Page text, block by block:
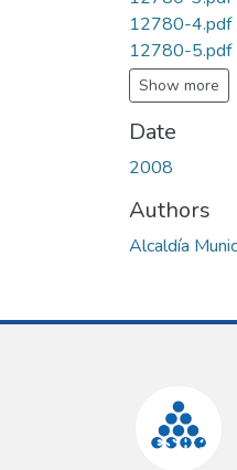
12780-4.pdf
12780-5.pdf
Show more
Date
2008
Authors
Alcaldía